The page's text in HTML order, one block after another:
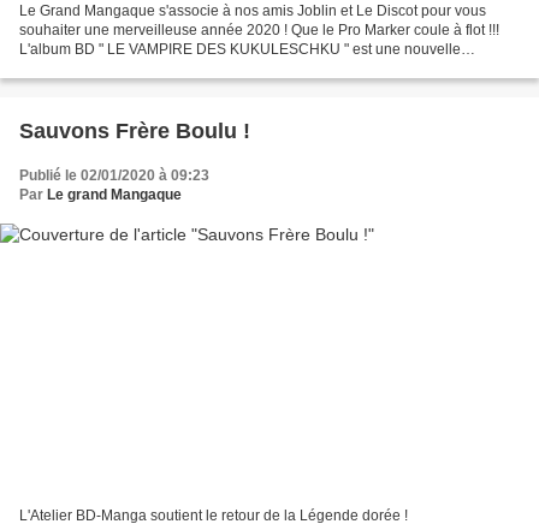
Le Grand Mangaque s'associe à nos amis Joblin et Le Discot pour vous
souhaiter une merveilleuse année 2020 ! Que le Pro Marker coule à flot !!!
L'album BD " LE VAMPIRE DES KUKULESCHKU " est une nouvelle
Sauvons Frère Boulu !
Publié le 02/01/2020 à 09:23
Par Le grand Mangaque
L'Atelier BD-Manga soutient le retour de la Légende dorée !